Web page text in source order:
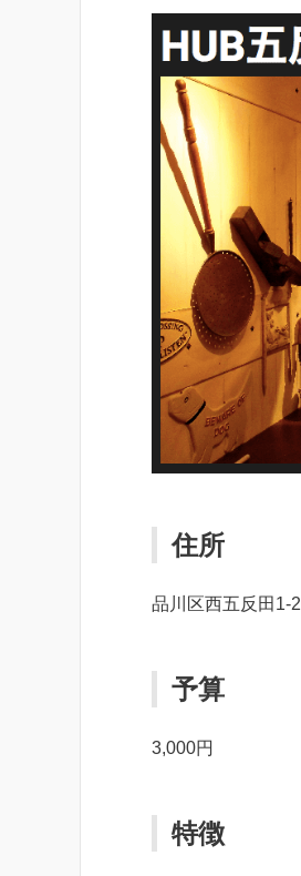
住所
品川区西五反田1-
予算
3,000円
特徴